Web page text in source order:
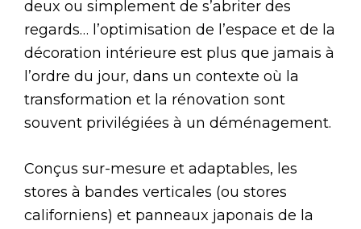
deux ou simplement de s’abriter des
regards… l’optimisation de l’espace et de la
décoration intérieure est plus que jamais à
l’ordre du jour, dans un contexte où la
transformation et la rénovation sont
souvent privilégiées à un déménagement.
Conçus sur-mesure et adaptables, les
stores à bandes verticales (ou stores
californiens) et panneaux japonais de la